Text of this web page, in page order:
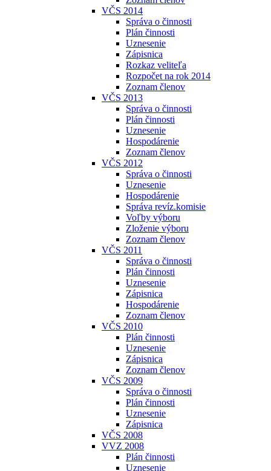
VČS 2014
Správa o činnosti
Plán činnosti
Uznesenie
Zápisnica
Rozkaz veliteľa
Rozpočet na rok 2014
Zoznam členov
VČS 2013
Správa o činnosti
Plán činnosti
Uznesenie
Hospodárenie
Zoznam členov
VČS 2012
Správa o činnosti
Uznesenie
Hospodárenie
Správa revíz.komisie
Voľby výboru
Zloženie výboru
Zoznam členov
VČS 2011
Správa o činnosti
Plán činnosti
Uznesenie
Zápisnica
Hospodárenie
Zoznam členov
VČS 2010
Plán činnosti
Uznesenie
Zápisnica
Zoznam členov
VČS 2009
Správa o činnosti
Plán činnosti
Uznesenie
Zápisnica
VČS 2008
VVZ 2008
Plán činnosti
Uznesenie